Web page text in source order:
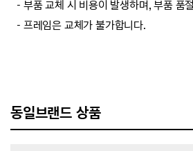
－부품 교체 시 비용이 발생하며, 부품 품
－프레임은 교체가 불가합니다.
동일브랜드 상품